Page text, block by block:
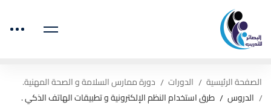
الصفحة الرئيسية الدورات
دورة ممارس السلامة و الصحة المهنية.
الدروس
طرق استخدام النظم الإلكترونية و تطبيقات الهاتف الذكي .